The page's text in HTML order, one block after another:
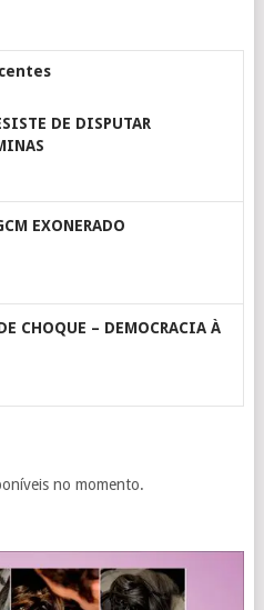
DE DISPUTAR
EXONERADO
CHOQUE – DEMOCRACIA À
no momento.